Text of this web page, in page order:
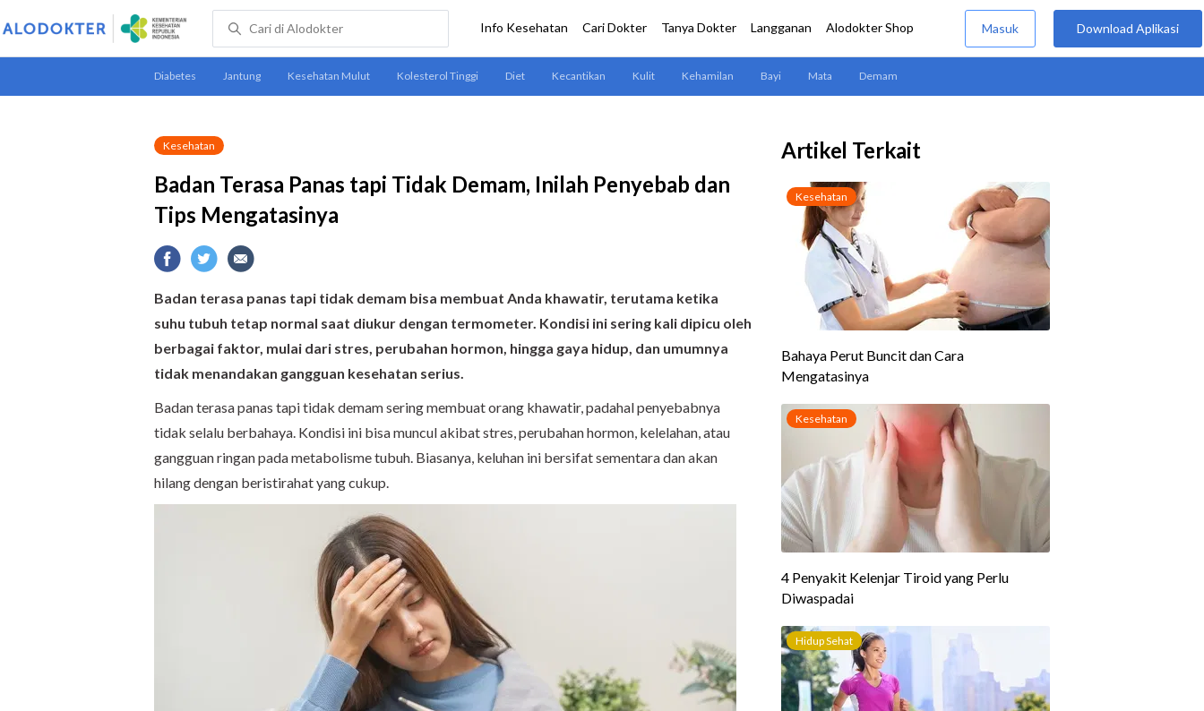
Kesehatan
Badan Terasa Panas tapi Tidak Demam, Inilah Penyebab dan
Tips Mengatasinya
Badan terasa panas tapi tidak demam bisa membuat Anda khawatir, terutama ketika
suhu tubuh tetap normal saat diukur dengan termometer. Kondisi ini sering kali dipicu oleh
berbagai faktor, mulai dari stres, perubahan hormon, hingga gaya hidup, dan umumnya
tidak menandakan gangguan kesehatan serius.
Badan terasa panas tapi tidak demam sering membuat orang khawatir, padahal penyebabnya
tidak selalu berbahaya. Kondisi ini bisa muncul akibat stres, perubahan hormon, kelelahan, atau
gangguan ringan pada metabolisme tubuh. Biasanya, keluhan ini bersifat sementara dan akan
hilang dengan beristirahat yang cukup.
Artikel Terkait